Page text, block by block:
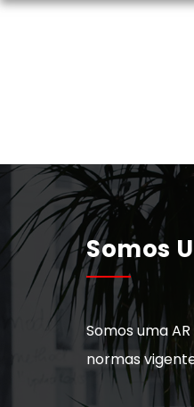
Somos
Somos uma
normas